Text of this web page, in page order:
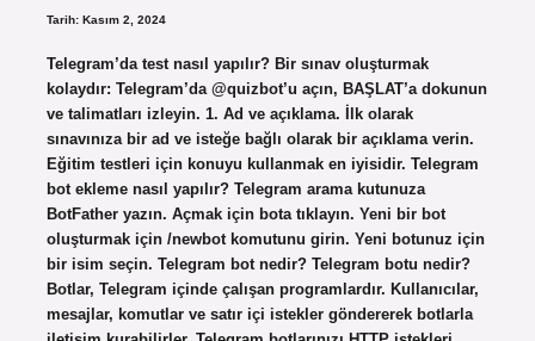
Tarih: Kasım 2, 2024
Telegram’da test nasıl yapılır? Bir sınav oluşturmak
kolaydır: Telegram’da @quizbot’u açın, BAŞLAT’a dokunun
ve talimatları izleyin. 1. Ad ve açıklama. İlk olarak
sınavınıza bir ad ve isteğe bağlı olarak bir açıklama verin.
Eğitim testleri için konuyu kullanmak en iyisidir. Telegram
bot ekleme nasıl yapılır? Telegram arama kutunuza
BotFather yazın. Açmak için bota tıklayın. Yeni bir bot
oluşturmak için /newbot komutunu girin. Yeni botunuz için
bir isim seçin. Telegram bot nedir? Telegram botu nedir?
Botlar, Telegram içinde çalışan programlardır. Kullanıcılar,
mesajlar, komutlar ve satır içi istekler göndererek botlarla